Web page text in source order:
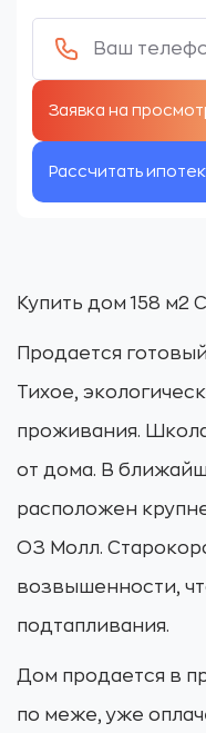
Рассчитать
Купить дом 158 м2
Продается
Тихое,
проживания.
от дома. В
расположен
ОЗ Молл.
возвышенности,
подтапливания.
Дом продается в
по меже, уже